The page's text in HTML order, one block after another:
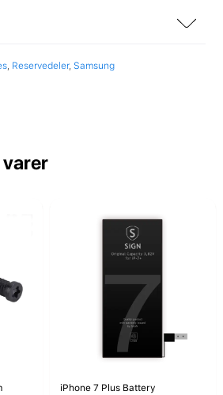
, Reservedeler, Samsung
varer
iPhone 7 Plus Battery